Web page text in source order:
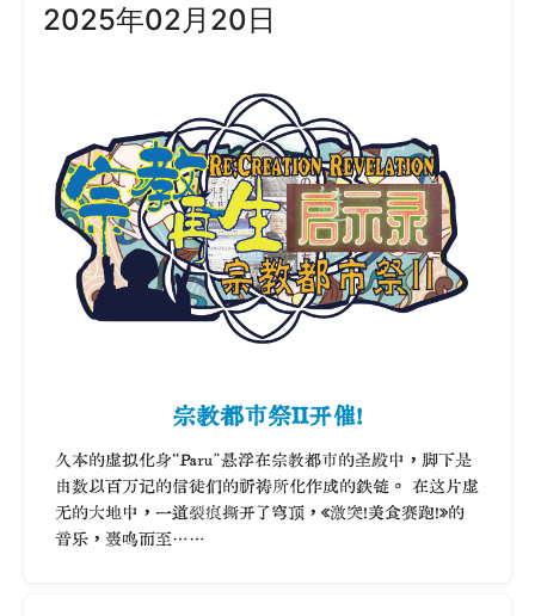
2025年02月20日
宗教都市祭II开催！
久本的虚拟化身“Paru”悬浮在宗教都市的圣殿中，脚下是
由数以百万记的信徒们的祈祷所化作成的铁链。 在这片虚
无的大地中，一道裂痕撕开了穹顶，《激突！美食赛跑！》的
音乐，轰鸣而至……